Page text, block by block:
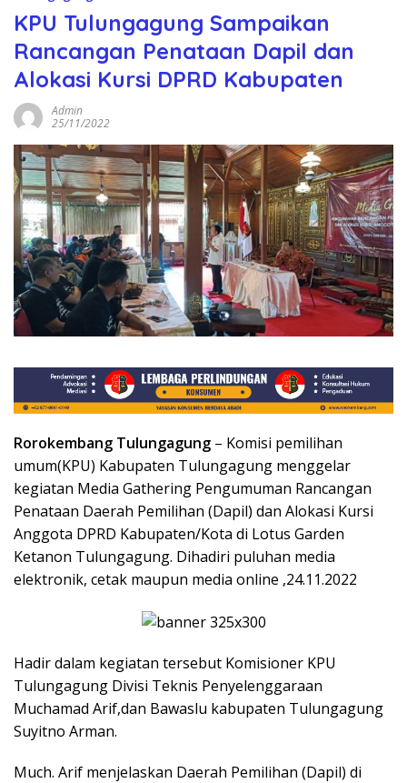
KPU Tulungagung Sampaikan
Rancangan Penataan Dapil dan
Alokasi Kursi DPRD Kabupaten
Admin
25/11/2022
Rorokembang Tulungagung – Komisi pemilihan
umum(KPU) Kabupaten Tulungagung menggelar
kegiatan Media Gathering Pengumuman Rancangan
Penataan Daerah Pemilihan (Dapil) dan Alokasi Kursi
Anggota DPRD Kabupaten/Kota di Lotus Garden
Ketanon Tulungagung. Dihadiri puluhan media
elektronik, cetak maupun media online ,24.11.2022
Hadir dalam kegiatan tersebut Komisioner KPU
Tulungagung Divisi Teknis Penyelenggaraan
Muchamad Arif,dan Bawaslu kabupaten Tulungagung
Suyitno Arman.
Much. Arif menjelaskan Daerah Pemilihan (Dapil) di